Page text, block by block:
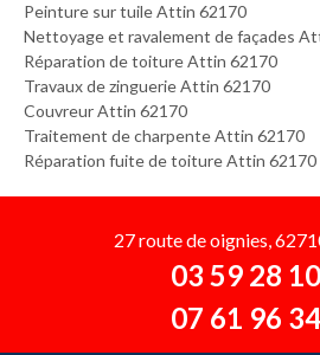
Peinture sur tuile Attin 62170
Nettoyage et ravalement de façades
Réparation de toiture Attin 62170
Travaux de zinguerie Attin 62170
Couvreur Attin 62170
Traitement de charpente Attin 62170
Réparation fuite de toiture Attin 62170
27 route de oignies,
03 59 28
07 61 96